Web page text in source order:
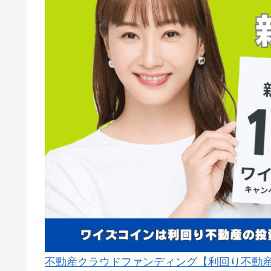
不動産クラウドファンディング【利回り不動